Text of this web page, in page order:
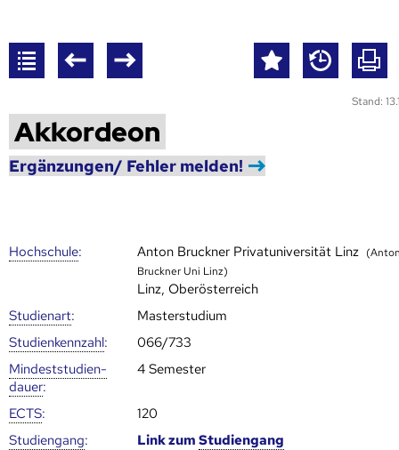
Stand:
Akkordeon
Ergänzungen/ Fehler melden!
Hoch­schule: Anton Bruckner Privatuniversität Linz
Bruckner Uni Linz)
Linz, Oberösterreich
Studienart:
Masterstudium
Studien­kenn­zahl:
066/733
Mindest­studien­
dauer:
4 Semester
ECTS:
120
Studien­gang: Link zumStudien­gang